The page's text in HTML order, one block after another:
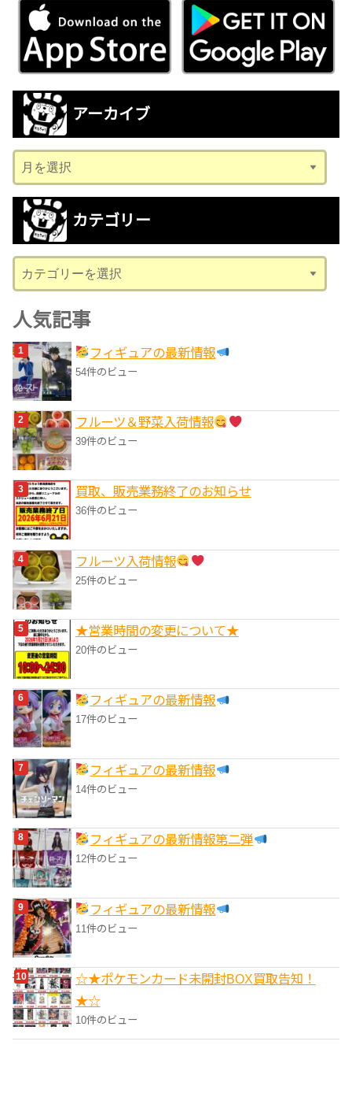
アーカイブ
ー
カ
ブ
カテゴリー
テ
ゴ
リ
ー
人気記事
フィギュアの最新情報
54件のビュー
フルーツ＆野菜入荷情報
39件のビュー
買取、販売業務終了のお知らせ
36件のビュー
フルーツ入荷情報
25件のビュー
★営業時間の変更について★
20件のビュー
フィギュアの最新情報
17件のビュー
フィギュアの最新情報
14件のビュー
フィギュアの最新情報第二弾
12件のビュー
フィギュアの最新情報
11件のビュー
☆★ポケモンカード未開封BOX買取告知！
★☆
10件のビュー